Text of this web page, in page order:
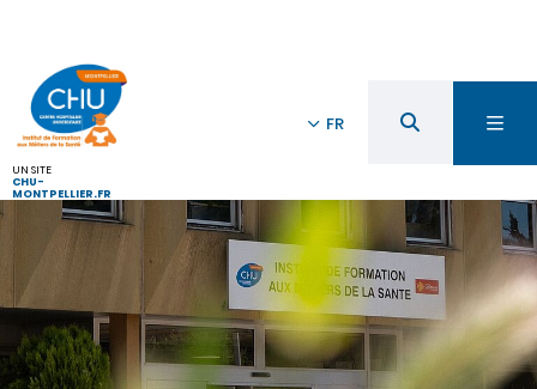
UN SITE
CHU-
MONTPELLIER.FR
FR